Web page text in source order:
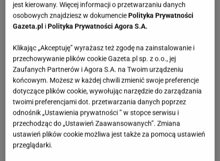
jest kierowany. Więcej informacji o przetwarzaniu danych
osobowych znajdziesz w dokumenciePolityka Prywatności
Gazeta.pl iPolityka Prywatności Agora S.A.
Klikając „Akceptuję” wyrażasz też zgodę na zainstalowanie i
przechowywanie plików cookie Gazeta.pl sp. z o.o., jej
Zaufanych Partnerów i Agora S.A. na Twoim urządzeniu
końcowym. Możesz w każdej chwili zmienić swoje preferencje
dotyczące plików cookie, wywołując narzędzie do zarządzania
twoimi preferencjami dot. przetwarzania danych poprzez
odnośnik „Ustawienia prywatności ” w stopce serwisu i
przechodząc do „Ustawień Zaawansowanych”. Zmiana
ustawień plików cookie możliwa jest także za pomocą ustawień
przeglądarki.